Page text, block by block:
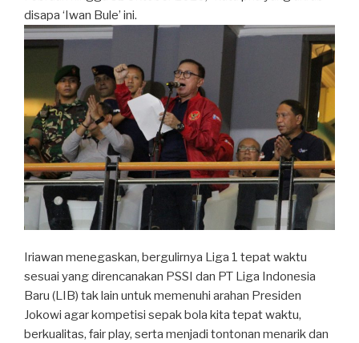
disapa ‘Iwan Bule’ ini.
Iriawan menegaskan, bergulirnya Liga 1 tepat waktu
sesuai yang direncanakan PSSI dan PT Liga Indonesia
Baru (LIB) tak lain untuk memenuhi arahan Presiden
Jokowi agar kompetisi sepak bola kita tepat waktu,
berkualitas, fair play, serta menjadi tontonan menarik dan